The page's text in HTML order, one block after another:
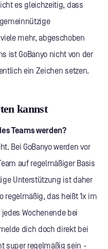
es gleichzeitig, dass
mehr, abgeschoben
ist GoBanyo nicht von der
ein Zeichen setzen.
kannst
Teams werden?
Bei GoBanyo werden vor
auf regelmäßiger Basis
Unterstützung ist daher
regelmäßig, das heißt 1x im
jedes Wochenende bei
dich doch direkt bei
super regelmäßig sein -